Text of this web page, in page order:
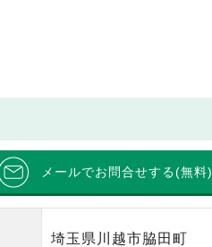
メールでお問合せする(無料)
埼玉県川越市脇田町